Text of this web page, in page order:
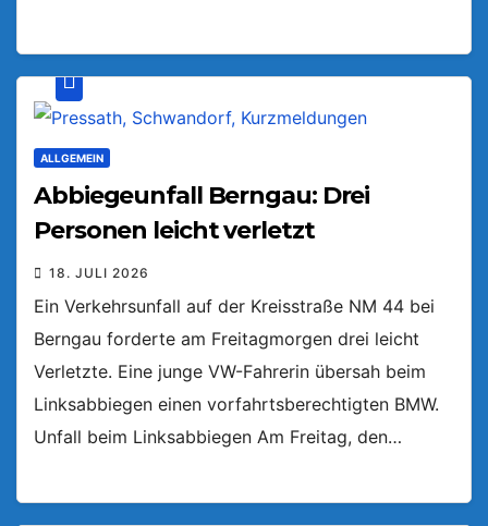
ALLGEMEIN
Abbiegeunfall Berngau: Drei
Personen leicht verletzt
18. JULI 2026
Ein Verkehrsunfall auf der Kreisstraße NM 44 bei
Berngau forderte am Freitagmorgen drei leicht
Verletzte. Eine junge VW-Fahrerin übersah beim
Linksabbiegen einen vorfahrtsberechtigten BMW.
Unfall beim Linksabbiegen Am Freitag, den…